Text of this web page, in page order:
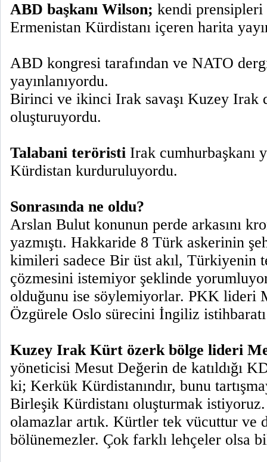
ABD başkanı Wilson; kendi prensipleri
Ermenistan Kürdistanı içeren harita
ABD kongresi tarafından ve NATO
yayınlanıyordu.
Birinci ve ikinci Irak savaşı Kuzey Irak
oluşturuyordu.
Talabani teröristi Irak cumhurbaşkanı
Kürdistan kurduruluyordu.
Sonrasında ne oldu?
Arslan Bulut konunun perde arkasını
yazmıştı. Hakkaride 8 Türk askerinin
kimileri sadece Bir üst akıl, Türkiyenin
çözmesini istemiyor şeklinde
olduğunu ise söylemiyorlar. PKK lideri
Özgürele Oslo sürecini İngiliz
Kuzey Irak Kürt özerk bölge lideri
yöneticisi Mesut Değerin de katıldığı
ki; Kerkük Kürdistanındır, bunu
Birleşik Kürdistanı oluşturmak
olamazlar artık. Kürtler tek vücuttur ve
bölünemezler. Çok farklı lehçeler olsa